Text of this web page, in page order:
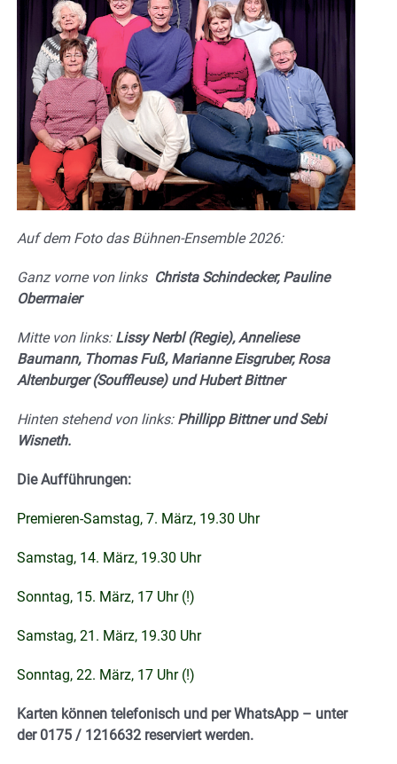
Auf dem Foto das Bühnen-Ensemble 2026:
Ganz vorne von links Christa Schindecker, Pauline
Obermaier
Mitte von links: Lissy Nerbl (Regie), Anneliese
Baumann, Thomas Fuß, Marianne Eisgruber, Rosa
Altenburger (Souffleuse) und Hubert Bittner
Hinten stehend von links: Phillipp Bittner und Sebi
Wisneth.
Die Aufführungen:
Premieren-Samstag, 7. März, 19.30 Uhr
Samstag, 14. März, 19.30 Uhr
Sonntag, 15. März, 17 Uhr (!)
Samstag, 21. März, 19.30 Uhr
Sonntag, 22. März, 17 Uhr (!)
Karten können telefonisch und per WhatsApp – unter
der 0175 / 1216632 reserviert werden.